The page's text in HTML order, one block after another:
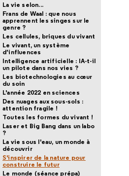
La vie selon...
Frans de Waal : que nous
apprennent les singes sur le
genre ?
Les cellules, briques du vivant
Le vivant, un système
d’influences
Intelligence artificielle : IA-t-il
un pilote dans nos vies ?
Les biotechnologies au cœur
du soin
L'année 2022 en sciences
Des nuages aux sous-sols :
attention fragile !
Toutes les formes du vivant !
Laser et Big Bang dans un labo
?
La vie sous l'eau, un monde à
découvrir
S'inspirer de la nature pour
construire le futur
Le monde (séance prépa)